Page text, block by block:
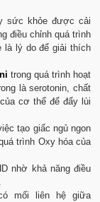
sức khỏe được cải
điều chỉnh quá trình
là lý do để giải thích
trong quá trình hoạt
là serotonin, chất
cơ thể để đẩy lùi
tạo giấc ngủ ngon
trình Oxy hóa của
nhờ khả năng điều
mối liên hệ giữa